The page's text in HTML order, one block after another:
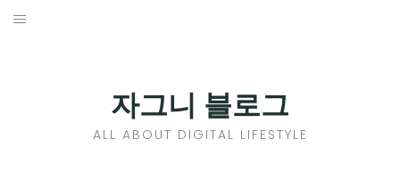
Skip
자그니 블로그
ALL ABOUT DIGITAL LIFESTYLE